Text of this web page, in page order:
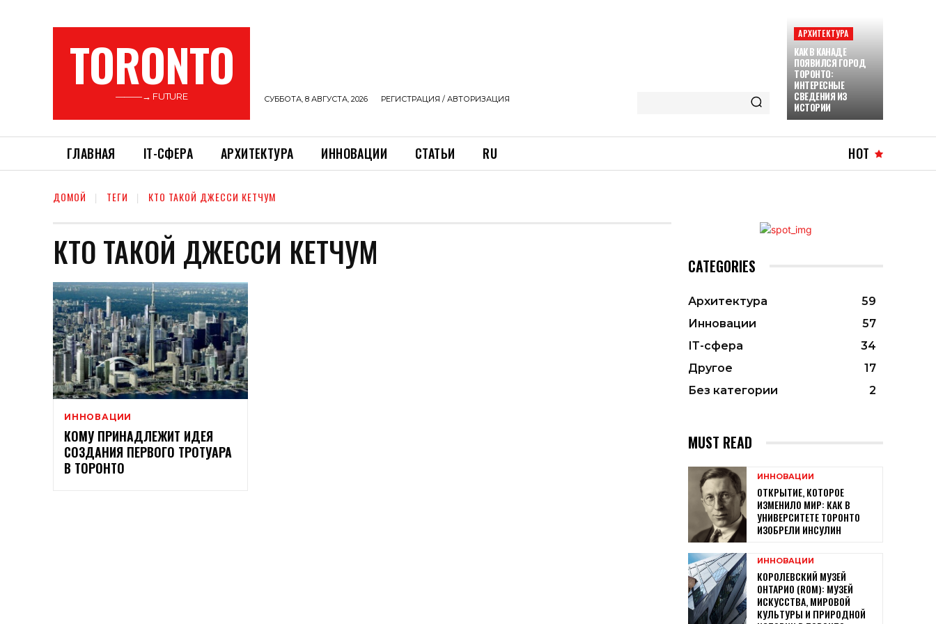
TORONTO
———→ FUTURE СУББОТА, 8 АВГУСТА, 2026 РЕГИСТРАЦИЯ / АВТОРИЗАЦИЯ
АРХИТЕКТУРА
КАК В КАНАДЕ
ПОЯВИЛСЯ ГОРОД
ТОРОНТО:
ИНТЕРЕСНЫЕ
СВЕДЕНИЯ ИЗ
ИСТОРИИ
ГЛАВНАЯ ІТ-СФЕРА АРХИТЕКТУРА ИННОВАЦИИ СТАТЬИ RU HOT
ДОМОЙ ТЕГИ КТО ТАКОЙ ДЖЕССИ КЕТЧУМ
КТО ТАКОЙ ДЖЕССИ КЕТЧУМ
ИННОВАЦИИ
КОМУ ПРИНАДЛЕЖИТ ИДЕЯ
СОЗДАНИЯ ПЕРВОГО ТРОТУАРА
В ТОРОНТО
CATEGORIES
Архитектура
59
Инновации
57
ІТ-сфера
34
Другое
17
Без категории
2
MUST READ
ИННОВАЦИИ
ОТКРЫТИЕ, КОТОРОЕ
ИЗМЕНИЛО МИР: КАК В
УНИВЕРСИТЕТЕ ТОРОНТО
ИЗОБРЕЛИ ИНСУЛИН
ИННОВАЦИИ
КОРОЛЕВСКИЙ МУЗЕЙ
ОНТАРИО (ROM): МУЗЕЙ
ИСКУССТВА, МИРОВОЙ
КУЛЬТУРЫ И ПРИРОДНОЙ